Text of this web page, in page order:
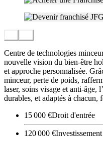
Centre de technologies
nouvelle vision du bien-être
et approche personnalisée.
minceur, perte de poids,
laser, soins visage et anti-âge,
durables, et adaptés à chacun,
15 000 €Droit d'entrée
120 000 €Investissement